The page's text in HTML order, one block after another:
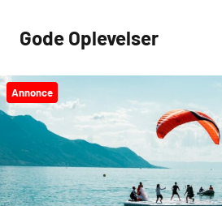
Gode Oplevelser
Annonce